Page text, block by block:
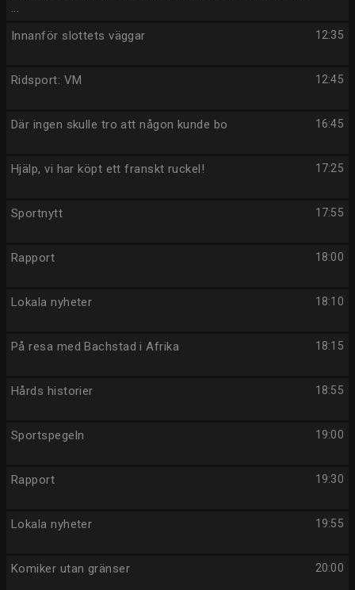
...
12:35
Innanför slottets väggar
12:45
Ridsport: VM
16:45
Där ingen skulle tro att någon kunde bo
17:25
Hjälp, vi har köpt ett franskt ruckel!
17:55
Sportnytt
18:00
Rapport
18:10
Lokala nyheter
18:15
På resa med Bachstad i Afrika
18:55
Hårds historier
19:00
Sportspegeln
19:30
Rapport
19:55
Lokala nyheter
20:00
Komiker utan gränser